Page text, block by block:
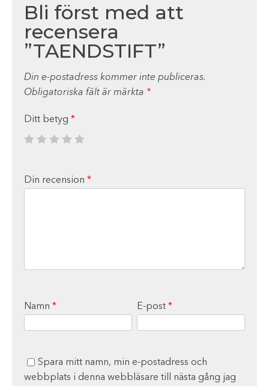
Bli först med att
recensera
”TAENDSTIFT”
Din e-postadress kommer inte publiceras.
Obligatoriska fält är märkta *
Ditt betyg *
Din recension *
Namn * E-post *
Spara mitt namn, min e-postadress och
webbplats i denna webbläsare till nästa gång jag